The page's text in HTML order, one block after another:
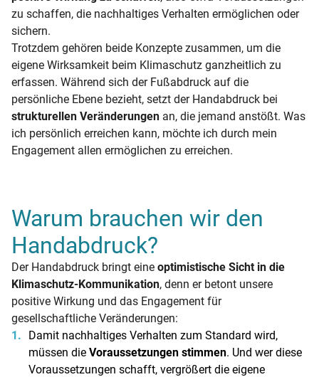
zu schaffen, die nachhaltiges Verhalten ermöglichen oder
sichern.
Trotzdem gehören beide Konzepte zusammen, um die
eigene Wirksamkeit beim Klimaschutz ganzheitlich zu
erfassen. Während sich der Fußabdruck auf die
persönliche Ebene bezieht, setzt der Handabdruck bei
strukturellen Veränderungen an, die jemand anstößt. Was
ich persönlich erreichen kann, möchte ich durch mein
Engagement allen ermöglichen zu erreichen.
Warum brauchen wir den
Handabdruck?
Der Handabdruck bringt eine optimistische Sicht in die
Klimaschutz-Kommunikation, denn er betont unsere
positive Wirkung und das Engagement für
gesellschaftliche Veränderungen:
Damit nachhaltiges Verhalten zum Standard wird,
müssen die Voraussetzungen stimmen. Und wer diese
Voraussetzungen schafft, vergrößert die eigene